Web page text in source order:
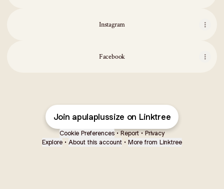
Instagram
Facebook
Join apulaplussize on Linktree
Cookie Preferences • Report • Privacy
Explore • About this account • More from Linktree